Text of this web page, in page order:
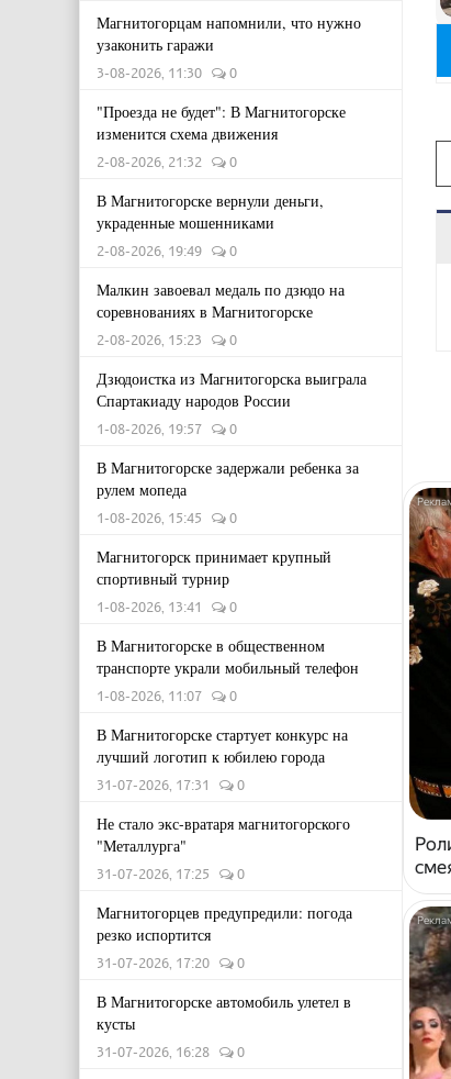
Магнитогорцам напомнили, что нужно
узаконить гаражи
3-08-2026, 11:30 0
"Проезда не будет": В Магнитогорске
изменится схема движения
2-08-2026, 21:32 0
В Магнитогорске вернули деньги,
украденные мошенниками
2-08-2026, 19:49 0
Малкин завоевал медаль по дзюдо на
соревнованиях в Магнитогорске
2-08-2026, 15:23 0
Дзюдоистка из Магнитогорска выиграла
Спартакиаду народов России
1-08-2026, 19:57 0
В Магнитогорске задержали ребенка за
рулем мопеда
1-08-2026, 15:45 0
Магнитогорск принимает крупный
спортивный турнир
1-08-2026, 13:41 0
В Магнитогорске в общественном
транспорте украли мобильный телефон
1-08-2026, 11:07 0
В Магнитогорске стартует конкурс на
лучший логотип к юбилею города
31-07-2026, 17:31 0
Не стало экс-вратаря магнитогорского
"Металлурга"
31-07-2026, 17:25 0
Магнитогорцев предупредили: погода
резко испортится
31-07-2026, 17:20 0
В Магнитогорске автомобиль улетел в
кусты
31-07-2026, 16:28 0